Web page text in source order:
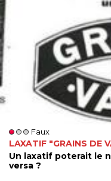
Faux
LAXATIF "GRAINS DE
Un laxatif poterait le
versa ?